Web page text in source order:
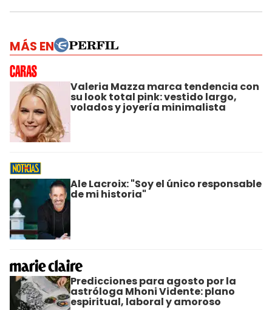
MÁS EN
Valeria Mazza marca tendencia con
su look total pink: vestido largo,
volados y joyería minimalista
Ale Lacroix: "Soy el único responsable
de mi historia"
Predicciones para agosto por la
astróloga Mhoni Vidente: plano
espiritual, laboral y amoroso